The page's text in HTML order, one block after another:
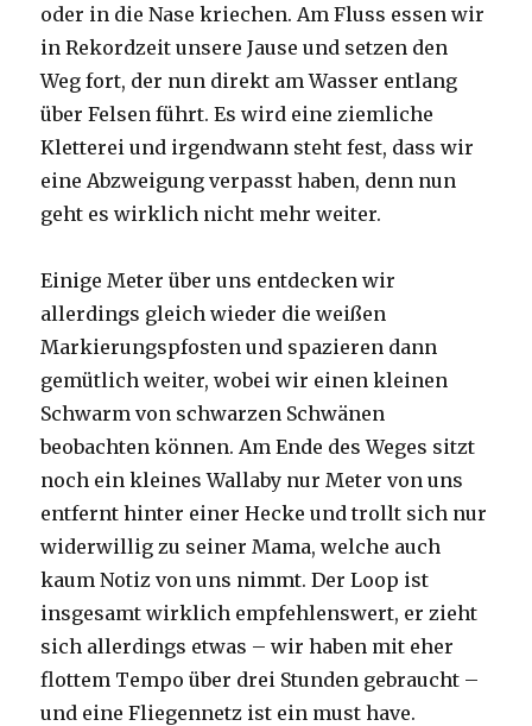
oder in die Nase kriechen. Am Fluss essen wir
in Rekordzeit unsere Jause und setzen den
Weg fort, der nun direkt am Wasser entlang
über Felsen führt. Es wird eine ziemliche
Kletterei und irgendwann steht fest, dass wir
eine Abzweigung verpasst haben, denn nun
geht es wirklich nicht mehr weiter.
Einige Meter über uns entdecken wir
allerdings gleich wieder die weißen
Markierungspfosten und spazieren dann
gemütlich weiter, wobei wir einen kleinen
Schwarm von schwarzen Schwänen
beobachten können. Am Ende des Weges sitzt
noch ein kleines Wallaby nur Meter von uns
entfernt hinter einer Hecke und trollt sich nur
widerwillig zu seiner Mama, welche auch
kaum Notiz von uns nimmt. Der Loop ist
insgesamt wirklich empfehlenswert, er zieht
sich allerdings etwas – wir haben mit eher
flottem Tempo über drei Stunden gebraucht –
und eine Fliegennetz ist ein must have.